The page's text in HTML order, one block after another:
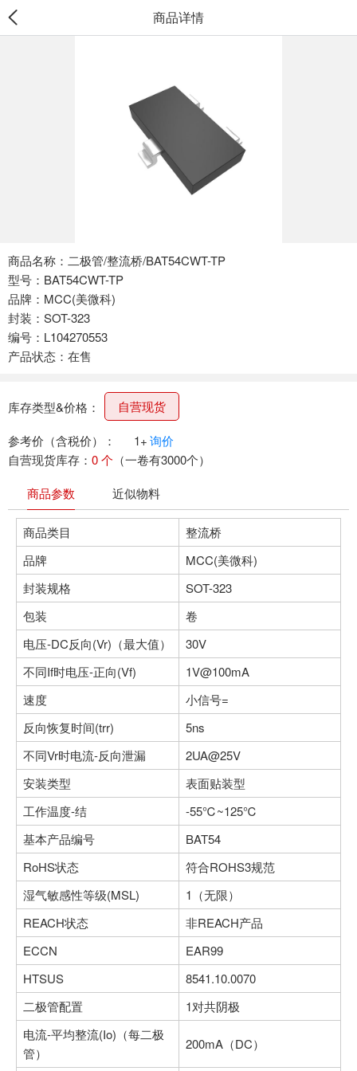
商品详情
商品名称：二极管/整流桥/BAT54CWT-TP
型号：BAT54CWT-TP
品牌：MCC(美微科)
封装：SOT-323
编号：L104270553
产品状态：在售
库存类型&价格： 自营现货
参考价（含税价）： 1+询价
自营现货库存： 0 个 （一卷有3000个）
商品参数
近似物料
商品类目
整流桥
品牌
MCC(美微科)
封装规格
SOT-323
包装
卷
电压-DC反向(Vr)（最大值）
30V
不同If时电压-正向(Vf)
1V@100mA
速度
小信号=
反向恢复时间(trr)
5ns
不同Vr时电流-反向泄漏
2UA@25V
安装类型
表面贴装型
工作温度-结
-55℃~125℃
基本产品编号
BAT54
RoHS状态
符合ROHS3规范
湿气敏感性等级(MSL)
1（无限）
REACH状态
非REACH产品
ECCN
EAR99
HTSUS
8541.10.0070
二极管配置
1对共阴极
电流-平均整流(Io)（每二极
管）
200mA（DC）